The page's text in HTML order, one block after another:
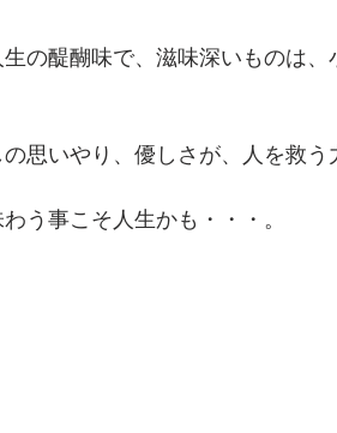
の醍醐味で、滋味深いものは
思いやり、優しさが、人を救う
う事こそ人生かも・・・。